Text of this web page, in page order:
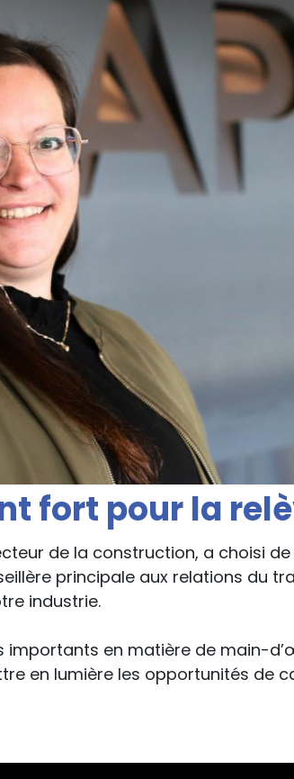
fort pour la
de la construction, a choisi
principale aux relations du
industrie.
en matière de main-
en lumière les opportunités de